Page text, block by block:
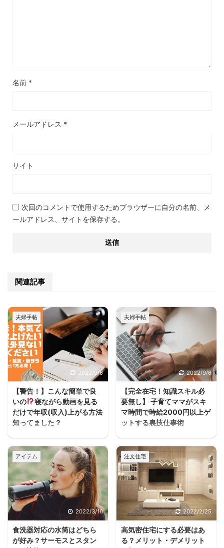
名前 *
メールアドレス *
サイト
次回のコメントで使用するためブラウザーに自分の名前、メ
ールアドレス、サイトを保存する。
関連記事
夫婦手帖
2022/9/6
【警告！】こんな簡単で良
いの
寝ながら動画を見る
だけで年収(収入)上がる方法
知ってました？
うわぁぁーーースキマ
ヨハクどした！ まじかー
ーーー！！スキマ ヨハク
何が！ 早く見とけば良か
ったーーー！スキマ ヨハ
クうるさいなぁ。何の
話？ 本当に無料で大丈夫
か、何回も確認したけ
ど、間違いなく無料だっ
たスキマ 11時間以上の無
夫婦手帖
2022/9/6
【完全在宅！知識スキル必
要無し】 子育てママがスキ
マ時間で時給2000円以上ゲ
ットする裏技仕事術
ヨハク子育てしながら働
きたいけどフルタイムは
厳しいし、でもお金は必
要だって人が家を建てる
方には多いと思うんだよ
ね。 住宅ローンが始ま
ると支出が増えるし、老
後の為にも共働きの家庭
が増えるよね・・・スキ
マ ヨハク普通はパート
アイテム
2022/3/10
食洗器対応の水筒はどちら
が好み？サーモスとスタン
注文住宅
2022/2/25
高気密住宅にする必要はあ
る？メリット・デメリット